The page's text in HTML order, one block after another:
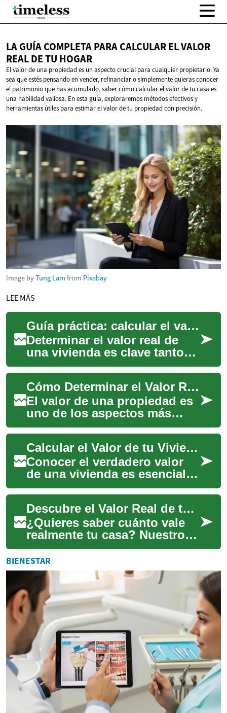
LA GUÍA COMPLETA PARA CALCULAR EL VALOR
REAL DETU HOGAR
El valor de una propiedad es un aspecto crucial para cualquier propietario. Ya
sea que estés pensando en vender, refinanciar o simplemente quieras conocer
el patrimonio que has acumulado, saber cómo calcular el valor de tu casa es
una habilidad valiosa. En esta guía, exploraremos métodos efectivos y
herramientas útiles para estimar el valor de tu propiedad con precisión.
Image byTung Lam from Pixabay
LEE MÁS
Guía práctica: calcular el valor real de tu propiedad
Determinar el valor real de
una vivienda es clave tanto
para vendedores como para
compradores, además de ser
esencial...
Cómo Determinar el Valor Real de tu Propiedad: Guía Completa
El valor de una propiedad es
uno de los aspectos más
importantes para propietarios
e inversores inmobiliarios.
Determ...
Calcular el Valor de tu Vivienda: Guía para Fijar el Precio
Conocer el verdadero valor
de una vivienda es esencial
para vender, comprar o
invertir con éxito. Esta guía
explica c...
Descubre el Valor Real de tu Hogar: Guía Experta
¿Quieres saber cuánto vale
realmente tu casa? Nuestro
análisis exhaustivo revela los
factores clave que determinan
el...
BIENESTAR